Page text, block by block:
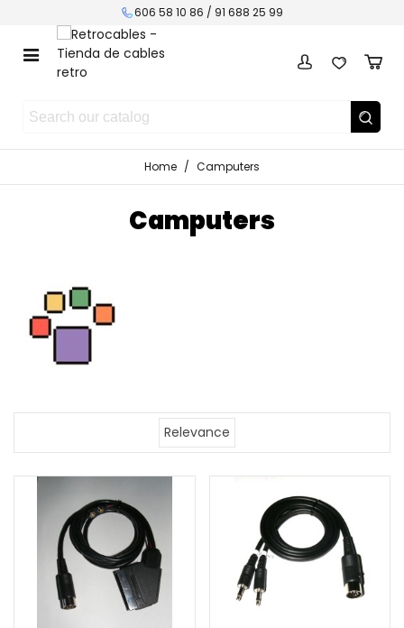
606 58 10 86 / 91 688 25 99
Home / Camputers
Camputers
Relevance